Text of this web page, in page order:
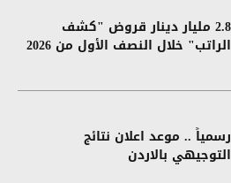
2.8 مليار دينار قروض "كشف
الراتب" خلال النصف الأول من 2026
رسمياً .. موعد اعلان نتائج
التوجيهي بالاردن